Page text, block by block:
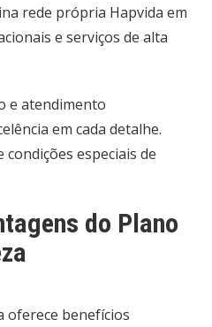
rede própria Hapvida em
e serviços de alta
e atendimento
em cada detalhe.
especiais de
do Plano
oferece benefícios